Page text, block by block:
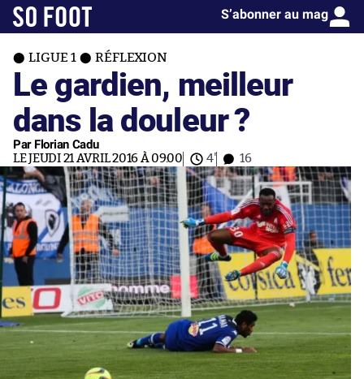
S’abonner au mag
LIGUE 1 RÉFLEXION
Le gardien, meilleur
dans la douleur ?
Par Florian Cadu
LE JEUDI 21 AVRIL 2016 À 09:00 4' 16